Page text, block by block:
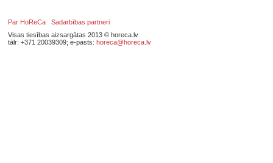
Par HoReCa
Sadarbības partneri
Visas tiesības aizsargātas 2013 © horeca.lv
tālr: +371 20039309; e-pasts: horeca@horeca.lv